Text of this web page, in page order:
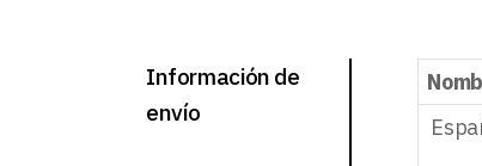
Información de
envío